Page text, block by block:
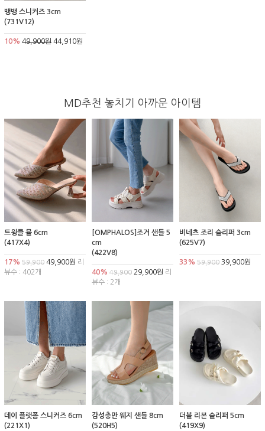
뱅뱅 스니커즈 3cm
(731V12)
10% 49,900원 44,910원
MD추천 놓치기 아까운 아이템
트윙클 뮬 6cm
(417X4)
17% 59,900 49,900원 리
뷰수 : 402개
[OMPHALOS]조거 샌들 5
cm
(422V8)
40% 49,90029,900원 리
뷰수 : 2개
비네츠 조리 슬리퍼 3cm
(625V7)
33% 59,90039,900원
데이 플랫폼 스니커즈 6cm
(221X1)
감성충만 웨지 샌들 8cm
(520H5)
더블 리본 슬리퍼 5cm
(419X9)